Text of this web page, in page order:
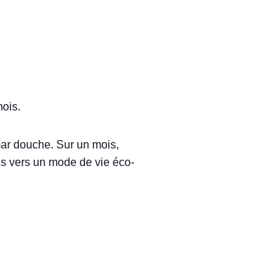
douche. Sur un mois,
vers un mode de vie éco-